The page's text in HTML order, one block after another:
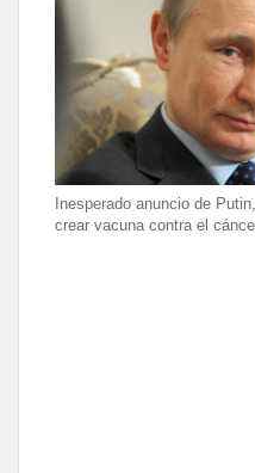
Inesperado anuncio de
crear vacuna contra el